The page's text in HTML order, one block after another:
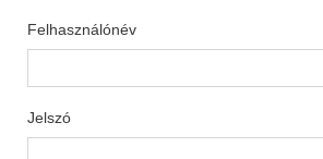
Felhasználónév
Jelszó